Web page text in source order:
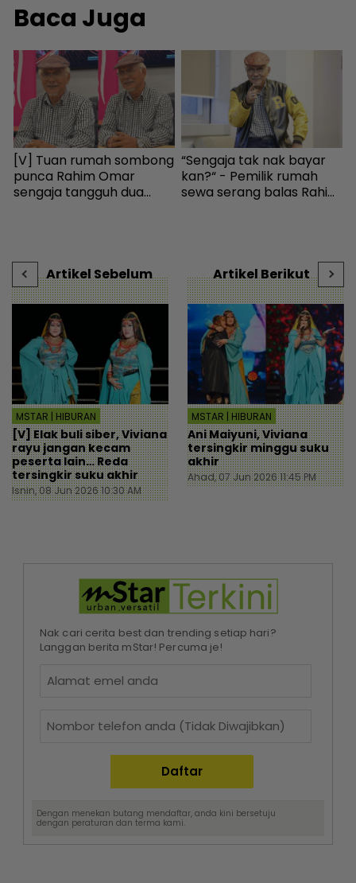
Baca Juga
[V] Tuan rumah sombong
punca Rahim Omar
sengaja tangguh dua
“Sengaja tak nak bayar
kan?“ - Pemilik rumah
sewa serang balas Rahim
Artikel Sebelum
MSTAR | HIBURAN
[V] Elak buli siber, Viviana
rayu jangan kecam
peserta lain… Reda
tersingkir suku akhir
Isnin, 08 Jun 2026 10:30 AM
Artikel Berikut
MSTAR | HIBURAN
Ani Maiyuni, Viviana
tersingkir minggu suku
akhir
Ahad, 07 Jun 2026 11:45 PM
Nak cari cerita best dan trending setiap hari?
Langgan berita mStar! Percuma je!
Dengan menekan butang mendaftar, anda kini bersetuju
dengan peraturan dan terma kami.